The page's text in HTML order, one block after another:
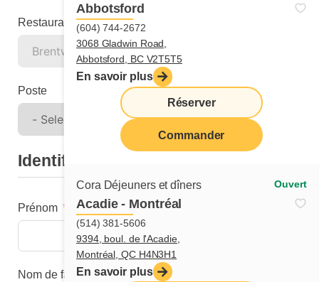
Abbotsford
(604) 744-2672
3068 Gladwin Road,
Abbotsford, BC V2T5T5
En savoir plus
Réserver
Commander
Cora Déjeuners et dîners Ouvert
Acadie - Montréal
(514) 381-5606
9394, boul. de l'Acadie,
Montréal, QC H4N3H1
En savoir plus
Restaurant
Poste
Identification
Prénom
Nom de famille